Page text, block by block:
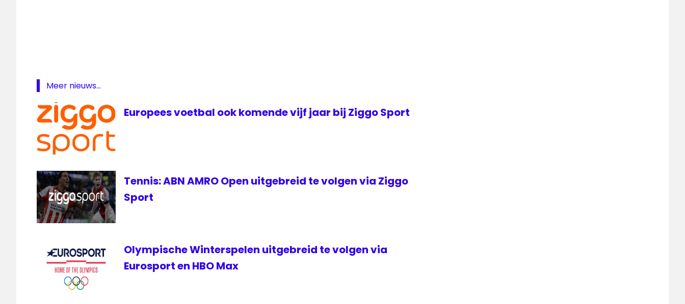
Robin
Ziggo
Sport
Meer nieuws...
Europees voetbal ook komende vijf jaar bij Ziggo Sport
Tennis: ABN AMRO Open uitgebreid te volgen via Ziggo
Sport
Olympische Winterspelen uitgebreid te volgen via
Eurosport en HBO Max